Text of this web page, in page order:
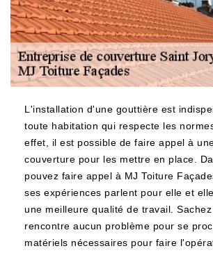
L'installation d'une gouttière est
toute habitation qui respecte les
effet, il est possible de faire appel à
couverture pour les mettre en place.
pouvez faire appel à MJ Toiture
ses expériences parlent pour elle et
une meilleure qualité de travail.
rencontre aucun problème pour se
matériels nécessaires pour faire